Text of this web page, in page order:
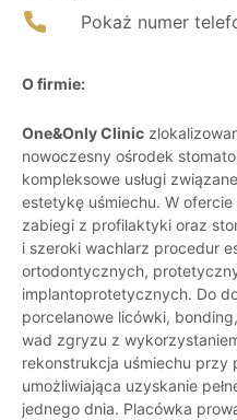
Pokaż numer
O firmie:
One&Only Clinic
nowoczesny ośrodek
kompleksowe usługi
estetykę uśmiechu. W
zabiegi z profilaktyki oraz
i szeroki wachlarz procedur
ortodontycznych,
implantoprotetycznych. Do
porcelanowe licówki,
wad zgryzu z
rekonstrukcja uśmiechu przy
umożliwiająca uzyskanie
jednego dnia. Placówka